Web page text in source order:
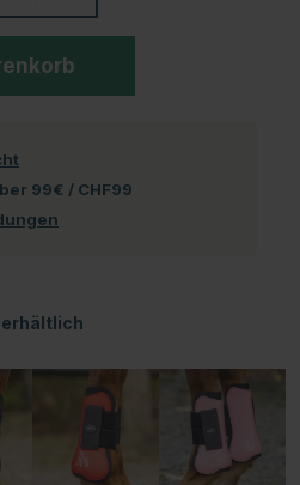
99€ / CHF99
erhältlich